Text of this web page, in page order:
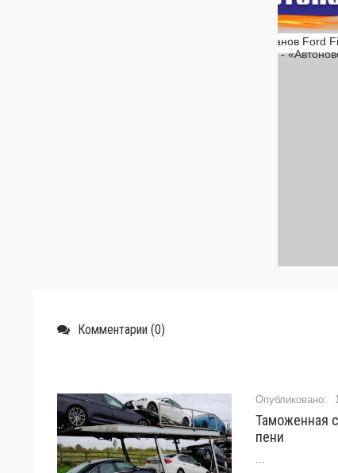
Комментарии (0)
Таможенная
пени
...